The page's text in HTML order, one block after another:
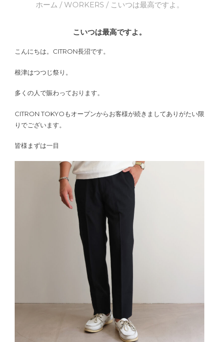
ホーム /WORKERS / こいつは最高ですよ。
こいつは最高ですよ。
こんにちは。CITRON長沼です。
根津はつつじ祭り。
多くの人で賑わっております。
CITRON TOKYOもオープンからお客様が続きましてありがたい限
りでございます。
皆様まずは一目